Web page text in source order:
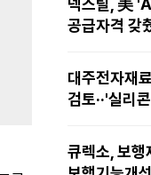
넥스틸, 美
공급자격 갖
대주전자재
검토··'실리
큐렉소, 보행